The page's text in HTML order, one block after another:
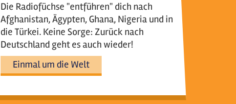
Die Radiofüchse "entführen" dich nach
Afghanistan, Ägypten, Ghana, Nigeria und in
die Türkei. Keine Sorge: Zurück nach
Deutschland geht es auch wieder!
Einmal um die Welt